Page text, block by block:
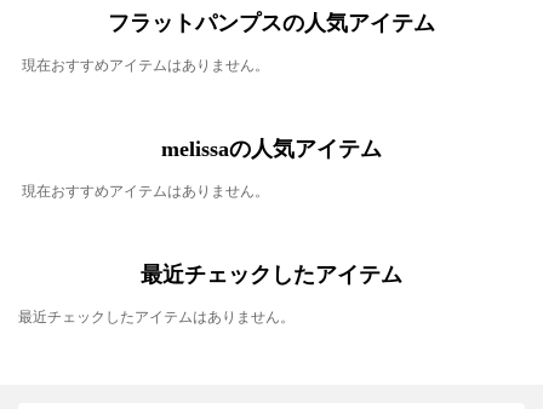
フラットパンプスの人気アイテム
現在おすすめアイテムはありません。
melissaの人気アイテム
現在おすすめアイテムはありません。
最近チェックしたアイテム
最近チェックしたアイテムはありません。